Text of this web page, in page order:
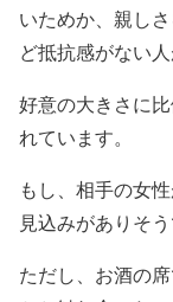
いためか、親し
ど抵抗感がない人
好意の大きさに
れています。
もし、相手の女
見込みがありそう
ただし、お酒の